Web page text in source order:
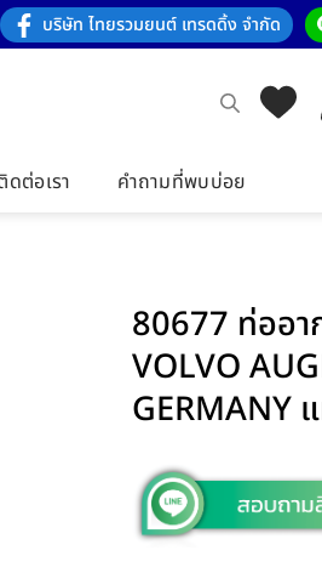
บริษัท ไทยรวมยนต์ เทรดดิ้ง จำกัด
ดต่อเรา คำถามที่พบบ่อย
80677 ท่ออา
VOLVO
GERMANY